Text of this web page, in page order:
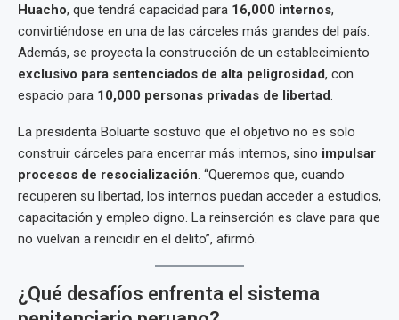
Huacho, que tendrá capacidad para 16,000 internos,
convirtiéndose en una de las cárceles más grandes del país.
Además, se proyecta la construcción de un establecimiento
exclusivo para sentenciados de alta peligrosidad, con
espacio para 10,000 personas privadas de libertad.
La presidenta Boluarte sostuvo que el objetivo no es solo
construir cárceles para encerrar más internos, sino impulsar
procesos de resocialización. “Queremos que, cuando
recuperen su libertad, los internos puedan acceder a estudios,
capacitación y empleo digno. La reinserción es clave para que
no vuelvan a reincidir en el delito”, afirmó.
¿Qué desafíos enfrenta el sistema